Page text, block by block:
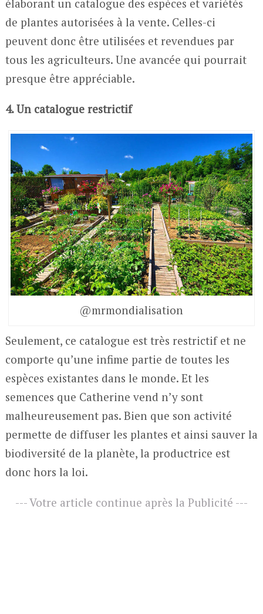
élaborant un catalogue des espèces et variétés
de plantes autorisées à la vente. Celles-ci
peuvent donc être utilisées et revendues par
tous les agriculteurs. Une avancée qui pourrait
presque être appréciable.
4. Un catalogue restrictif
@mrmondialisation
Seulement, ce catalogue est très restrictif et ne
comporte qu’une infime partie de toutes les
espèces existantes dans le monde. Et les
semences que Catherine vend n’y sont
malheureusement pas. Bien que son activité
permette de diffuser les plantes et ainsi sauver la
biodiversité de la planète, la productrice est
donc hors la loi.
--- Votre article continue après la Publicité ---